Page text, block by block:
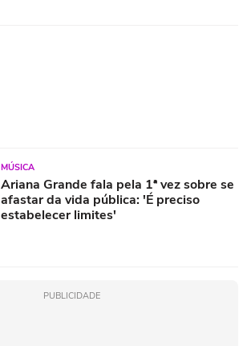
MÚSICA
Ariana Grande fala pela 1ª vez sobre se
afastar da vida pública: 'É preciso
estabelecer limites'
PUBLICIDADE